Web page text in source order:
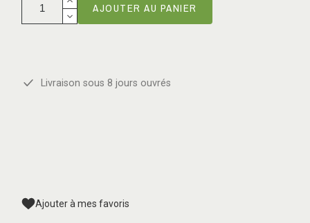
AJOUTER AU PANIER
Livraison sous 8 jours ouvrés
Ajouter à mes favoris